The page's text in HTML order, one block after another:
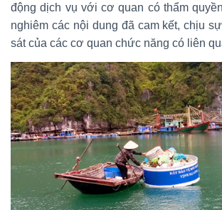
động dịch vụ với cơ quan có thẩm
nghiêm các nội dung đã cam kết, chịu
sát của các cơ quan chức năng có liên